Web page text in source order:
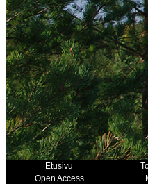
Etusivu
Open Access